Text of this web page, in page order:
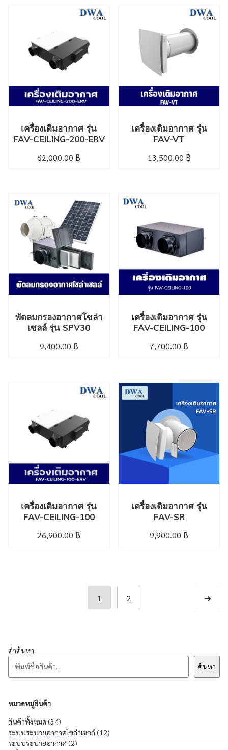
เครื่องเติมอากาศ รุ่น
FAV-CEILING-200-ERV
62,000.00 ฿
เครื่องเติมอากาศ รุ่น
FAV-VT
13,500.00 ฿
พัดลมกรองอากาศโซล่า
เซลล์ รุ่น SPV30
9,400.00 ฿
เครื่องเติมอากาศ รุ่น
FAV-CEILING-100
7,700.00 ฿
เครื่องเติมอากาศ รุ่น
FAV-CEILING-100
26,900.00 ฿
เครื่องเติมอากาศ รุ่น
FAV-SR
9,900.00 ฿
1 2
คำค้นหา
ค้นหา
หมวดหมู่สินค้า
สินค้าทั้งหมด 3434 products
ระบบระบายอากาศโซล่าเซลล์ 1212 products
ระบบระบายอากาศ 22 products